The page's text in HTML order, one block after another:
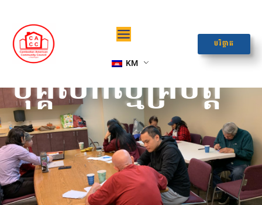
content
KM
បរិច្ចាគ
បុគ្គលិកស្ម័គ្រចិត្ត